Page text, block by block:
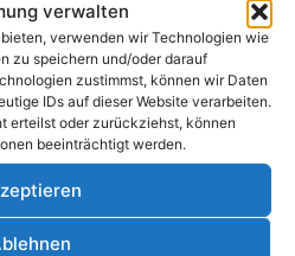
verwalten
verwenden wir Technologien wie
zu speichern und/oder darauf
zustimmst, können wir Daten
IDs auf dieser Website verarbeiten.
erteilst oder zurückziehst, können
beeinträchtigt werden.
Druckdaten
ich einen
CHECK von